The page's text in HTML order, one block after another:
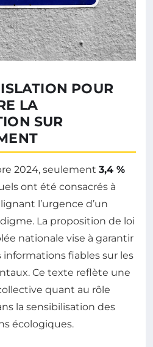
POUR
LA
SUR
2024, seulement 3,4 %
ont été consacrés à
l’urgence d’un
La proposition de loi
nationale vise à garantir
informations fiables sur les
Ce texte reflète une
quant au rôle
la sensibilisation des
écologiques.